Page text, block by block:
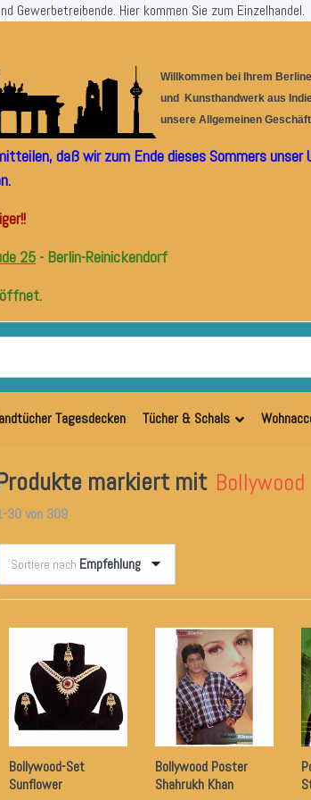
Gewerbetreibende. Hier kommen Sie zum Einzelhandel.
Willkommen bei Ihrem Berlin
und Kunsthandwerk aus I
unsere Allgemeinen
daß wir zum Ende dieses Sommers
25 - Berlin-Reinickendorf
Tagesdecken Tücher & Schals
markiert mit Bollywood
30von 309
Sortiere nach Empfehlung
Bollywood-Set
Sunflower
Bollywood Poster
Shahrukh Khan